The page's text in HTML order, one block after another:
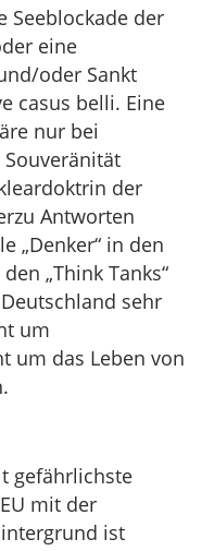
Seeblockade der
eine
oder Sankt
casus belli. Eine
nur bei
der
Antworten
„Denker“ in den
„Think Tanks“
sehr
um
um das Leben von
gefährlichste
mit der
ist